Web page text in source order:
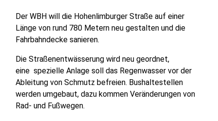
Der WBH will die Hohenlimburger Straße auf einer
Länge von rund 780 Metern neu gestalten und die
Fahrbahndecke sanieren.
Die Straßenentwässerung wird neu geordnet,
eine spezielle Anlage soll das Regenwasser vor der
Ableitung von Schmutz befreien. Bushaltestellen
werden umgebaut, dazu kommen Veränderungen von
Rad- und Fußwegen.